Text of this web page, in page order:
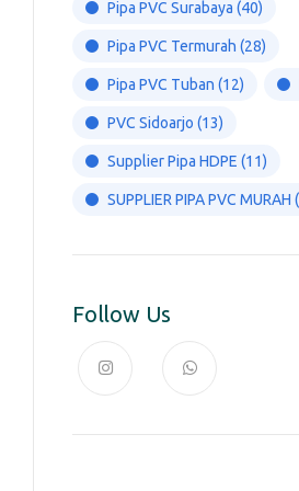
Pipa PVC Surabaya (40)
Pipa PVC Termurah (28)
Pipa PVC Tuban (12)
PVC Sidoarjo (13)
Supplier Pipa HDPE (11)
SUPPLIER PIPA PVC MURAH
Follow Us